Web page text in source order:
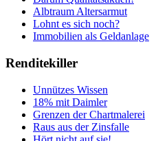
Albtraum Altersarmut
Lohnt es sich noch?
Immobilien als Geldanlage
Renditekiller
Unnützes Wissen
18% mit Daimler
Grenzen der Chartmalerei
Raus aus der Zinsfalle